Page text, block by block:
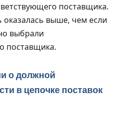
поставщика.
выше, чем если
выбрали
поставщика.
о должной
в цепочке поставок